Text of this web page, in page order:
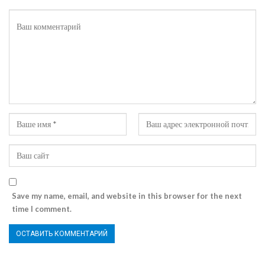
Save my name, email, and website in this browser for the next
time I comment.